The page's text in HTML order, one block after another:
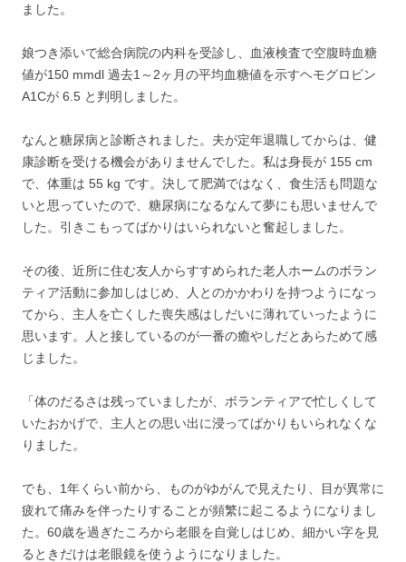
ました。
娘つき添いで総合病院の内科を受診し、血液検査で空腹時血糖
値が150 mmdl 過去1～2ヶ月の平均血糖値を示すヘモグロビン
A1Cが 6.5 と判明しました。
なんと糖尿病と診断されました。夫が定年退職してからは、健
康診断を受ける機会がありませんでした。私は身長が 155 cm
で、体重は 55 kg です。決して肥満ではなく、食生活も問題な
いと思っていたので、糖尿病になるなんて夢にも思いませんで
した。引きこもってばかりはいられないと奮起しました。
その後、近所に住む友人からすすめられた老人ホームのボラン
ティア活動に参加しはじめ、人とのかかわりを持つようになっ
てから、主人を亡くした喪失感はしだいに薄れていったように
思います。人と接しているのが一番の癒やしだとあらためて感
じました。
「体のだるさは残っていましたが、ボランティアで忙しくして
いたおかげで、主人との思い出に浸ってばかりもいられなくな
りました。
でも、1年くらい前から、ものがゆがんで見えたり、目が異常に
疲れて痛みを伴ったりすることが頻繁に起こるようになりまし
た。60歳を過ぎたころから老眼を自覚しはじめ、細かい字を見
るときだけは老眼鏡を使うようになりました。